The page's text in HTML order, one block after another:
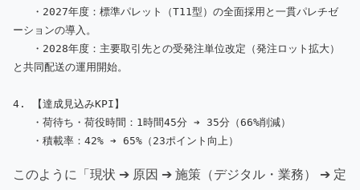
ーションの導入。
と共同配送の運用開始。
4. 【達成見込みKPI】
このように「現状 ➔ 原因 ➔ 施策（デジタル・業務） ➔ 定